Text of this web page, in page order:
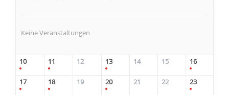
Keine Veranstaltungen
10 11 12 13 14 15 16
17 18 19 20 21 22 23